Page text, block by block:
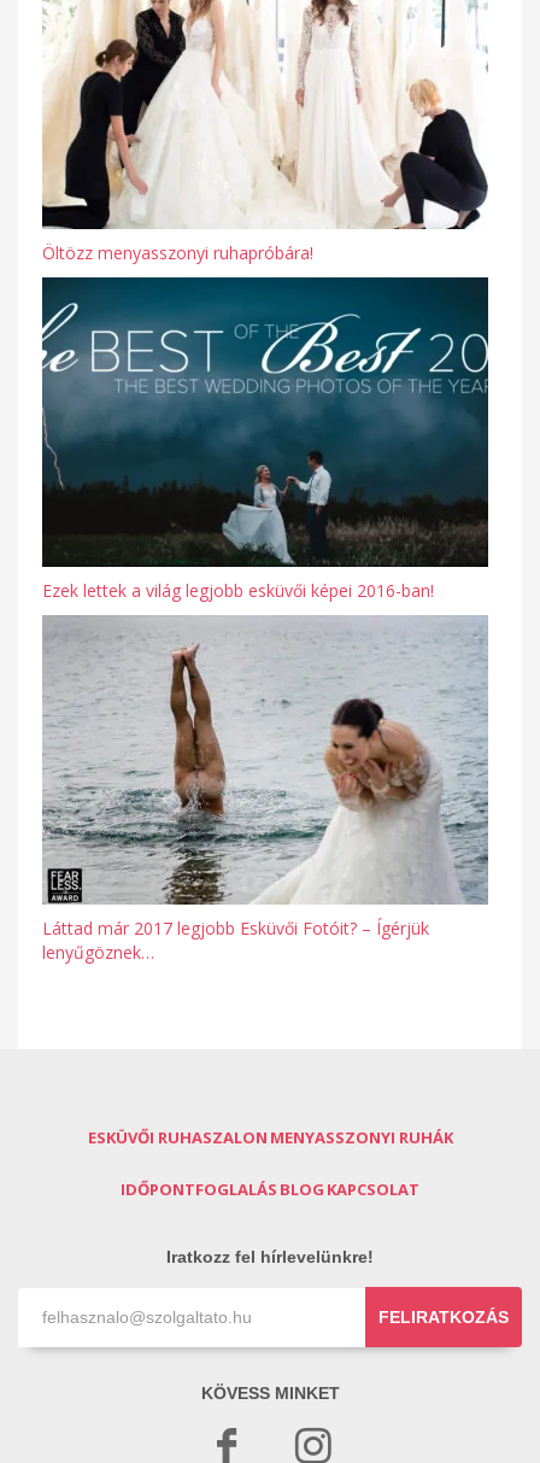
Öltözz menyasszonyi ruhapróbára!
Ezek lettek a világ legjobb esküvői képei 2016-ban!
Láttad már 2017 legjobb Esküvői Fotóit? – Ígérjük
lenyűgöznek…
ESKÜVŐI RUHASZALON MENYASSZONYI RUHÁK
IDŐPONTFOGLALÁS BLOG KAPCSOLAT
Iratkozz fel hírlevelünkre!
FELIRATKOZÁS
KÖVESS MINKET